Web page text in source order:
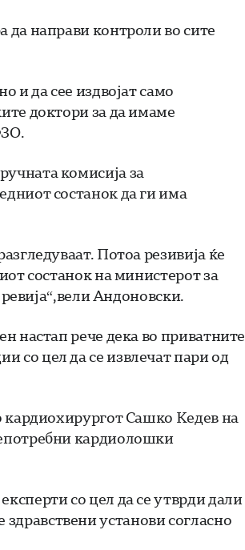
да направи контроли во сите
и да сее издвојат само
доктори за да имаме
комисија за
состанок да ги има
Потоа резивија ќе
состанок на министерот за
Андоновски.
настап рече дека во приватните
со цел да се извлечат пари од
кардиохирургот Сашко Кедев на
кардиолошки
со цел да се утврди дали
установи согласно